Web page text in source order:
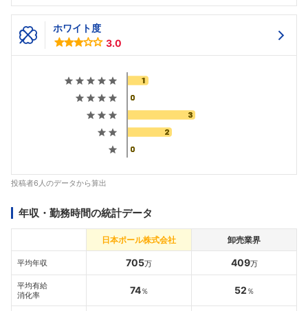
ホワイト度
3.0
投稿者6人のデータから算出
年収・勤務時間の統計データ
日本ポール株式会社 卸売業界
平均年収 705万 409万
平均有給
消化率
74％ 52 ％